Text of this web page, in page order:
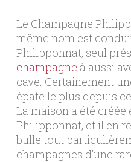
Le Champagne
même nom est
Philipponnat, seul
champagne à aussi
cave. Certainement
épate le plus depuis
La maison a été créée
Philipponnat, et il en
bulle tout
champagnes d'une